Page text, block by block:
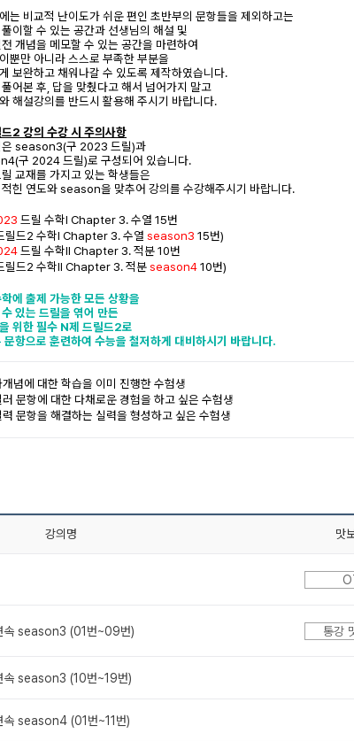
는 비교적 난이도가 쉬운 편인 초반부의 문항들을 제외하고는
이할 수 있는 공간과 선생님의 해설 및
개념을 메모할 수 있는 공간을 마련하여
뿐만 아니라 스스로 부족한 부분을
보완하고 채워나갈 수 있도록 제작하였습니다.
어본 후, 답을 맞췄다고 해서 넘어가지 말고
해설강의를 반드시 활용해 주시기 바랍니다.
2 강의 수강 시 주의사항
은 season3(구 2023 드릴)과
구 2024 드릴)로 구성되어 있습니다.
교재를 가지고 있는 학생들은
힌 연도와 season을 맞추어 강의를 수강해주시기 바랍니다.
드릴 수학Ⅰ Chapter 3. 수열 15번
드2 수학Ⅰ Chapter 3. 수열 season3 15번)
드릴 수학Ⅱ Chapter 3. 적분 10번
드2 수학Ⅱ Chapter 3. 적분season410번)
에 출제 가능한 모든 상황을
있는 드릴을 엮어 만든
위한 필수 N제 드릴드2로
문항으로 훈련하여 수능을 철저하게 대비하시기 바랍니다.
념에 대한 학습을 이미 진행한 수험생
문항에 대한 다채로운 경험을 하고 싶은 수험생
문항을 해결하는 실력을 형성하고 싶은 수험생
강의명 맛
속 season3 (01번~09번) 통강
속 season3 (10번~19번)
season4 (01번~11번)